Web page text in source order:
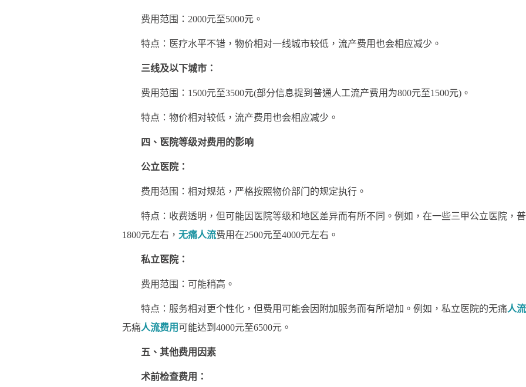
费用范围：2000元至5000元。
特点：医疗水平不错，物价相对一线城市较低，流产费用也会相应减少。
三线及以下城市：
费用范围：1500元至3500元(部分信息提到普通人工流产费用为800元至1500元)。
特点：物价相对较低，流产费用也会相应减少。
四、医院等级对费用的影响
公立医院：
费用范围：相对规范，严格按照物价部门的规定执行。
特点：收费透明，但可能因医院等级和地区差异而有所不同。例如，在一些三甲公立医院，普
1800元左右， 无痛人流费用在2500元至4000元左右。
私立医院：
费用范围：可能稍高。
特点：服务相对更个性化，但费用可能会因附加服务而有所增加。例如，私立医院的无痛人流
无痛人流费用 可能达到4000元至6500元。
五、其他费用因素
术前检查费用：